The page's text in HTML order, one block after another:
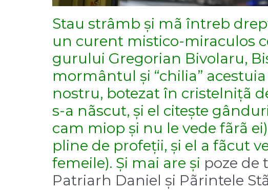
Stau strâmb și mã întreb
un curent mistico-miraculos
gurului Gregorian Bivolaru,
mormântul și “chilia”
nostru, botezat în cristelnițã
s-a nãscut, și el citește
cam miop și nu le vede fãrã
pline de profeții, și el a fãcut
femeile). Și mai are și poze de
Patriarh Daniel și Pãrintele